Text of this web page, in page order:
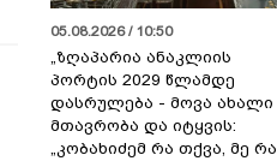
05.08.2026 / 10:50
„ზღაპარია ანაკლიის
პორტის 2029 წლამდე
დასრულება - მოვა ახალი
მთავრობა და იტყვის:
„კობახიძემ რა თქვა, მე რა